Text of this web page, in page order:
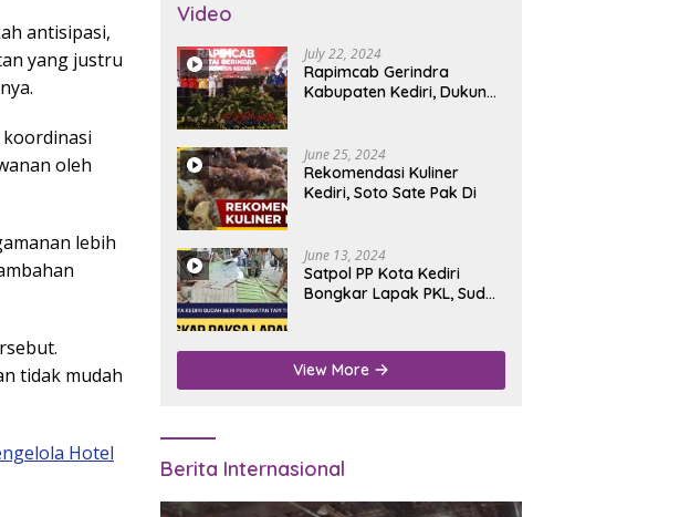
antisipasi,
yang justru
oleh
lebih
tidak mudah
Hotel
Video
July 22, 2024
Rapimcab Gerindra
Kabupaten Kediri, Dukung
June 25, 2024
Rekomendasi Kuliner
Kediri, Soto Sate Pak Di
June 13, 2024
Satpol PP Kota Kediri
Bongkar Lapak PKL, Sudah
View More
Berita Internasional